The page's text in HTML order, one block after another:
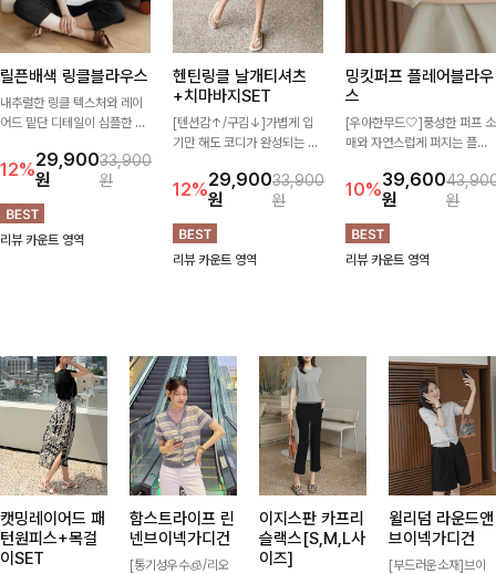
릴픈배색 링클블라우스
내추럴한 링클 텍스처와 레이
어드 밑단 디테일이 심플한 디
볍게 툭 입기만 해도 멋스러운
스타일을 완성해드려요- 여유
로운 핏으로 군살은 자연스럽
게 커버해주고, 편안한 착용감
까지 더해 손이 자주 가는 데일
12%29,900
원
33,900
원
리뷰 카운트 영역
헨틴링클 날개티셔츠
+치마바지SET
[텐션감↑/구김↓]가볍게 입
기만 해도 코디가 완성되는 세
지는 프릴 날개 소매가 우아한
포인트를 더해드립니다💕 잔
잔한 링클 텍스처 소재와 편안
한 허리밴딩으로 하루 종일 산
뜻하고 쾌적하게 즐겨보세요!
12%29,900
원
33,900
원
리뷰 카운트 영역
밍킷퍼프 플레어블라우
스
[우아한무드🤍]풍성한 퍼프 소
매와 자연스럽게 퍼지는 플레
를 완성해주는 블라우스 🤍 체
형을 자연스럽게 커버해주며
걸을 때마다 살랑이는 핏으로
데일리룩부터 데이트룩까지 화
사하게 즐기기 좋은 아이템이
10%39,600
원
원
리뷰 카운트 영역
캣밍레이어드 패
턴원피스+목걸
이SET
함스트라이프 린
넨브이넥가디건
[통기성우수🧊/리오
이지스판 카프리
슬랙스[S,M,L사
이즈]
윌리덤 라운드앤
브이넥가디건
[부드러운소재]브이